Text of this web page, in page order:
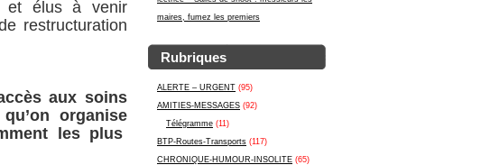
maires, fumez les premiers
Rubriques
ALERTE – URGENT (95)
AMITIES-MESSAGES (92)
Télégramme (11)
BTP-Routes-Transports (117)
CHRONIQUE-HUMOUR-INSOLITE (65)
et élus à venir
restructuration
aux soins
organise
les plus